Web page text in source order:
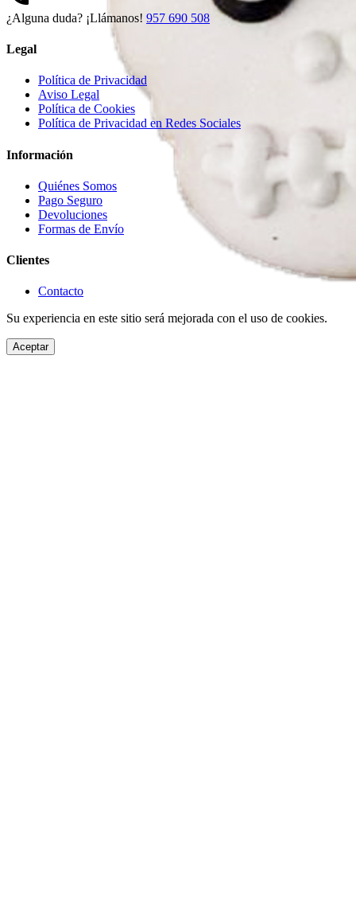
¿Alguna duda? ¡Llámanos! 957 690 508
Legal
Política de Privacidad
Aviso Legal
Política de Cookies
Política de Privacidad en Redes Sociales
Información
Quiénes Somos
Pago Seguro
Devoluciones
Formas de Envío
Clientes
Contacto
Su experiencia en este sitio será mejorada con el uso de cookies.
Aceptar